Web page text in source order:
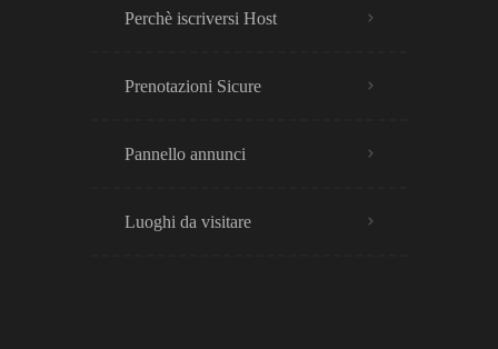
Perchè iscriversi Host
Prenotazioni Sicure
Pannello annunci
Luoghi da visitare